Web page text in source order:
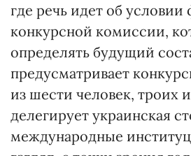
где речь идет об
конкурсной комиссии,
определять будущий
предусматривает
из шести человек, троих
делегирует украинская
международные